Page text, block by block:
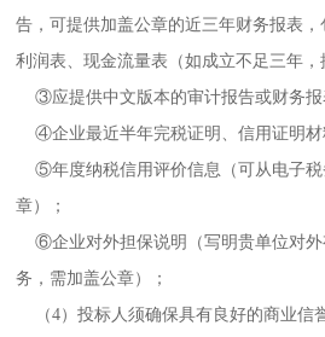
告，可提供加盖公章的近三年财务报表，
利润表、现金流量表（如成立不足三年，
③应提供中文版本的审计报告或财务报
④企业最近半年完税证明、信用证明材
⑤年度纳税信用评价信息（可从电子税
章）；
⑥企业对外担保说明（写明贵单位对外
务，需加盖公章）；
（4）投标人须确保具有良好的商业信